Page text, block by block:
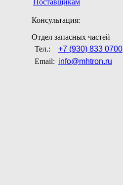
Поставщикам
Консультация:
Отдел запасных частей
Тел.:
+7 (930) 833 0700
Email: info@mhtron.ru